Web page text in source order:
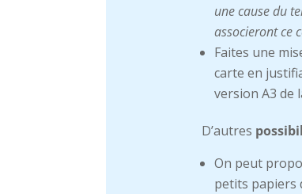
une cause du
associeront ce
Faites une
carte en
version A3 de
D’autres
On peut
petits papiers